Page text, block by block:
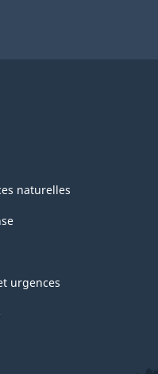
naturelles
urgences